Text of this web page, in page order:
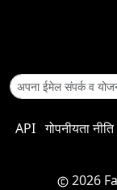
API गोपनीयता नीति
2026